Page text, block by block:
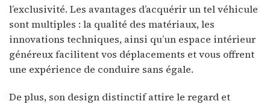
l’exclusivité. Les avantages d’acquérir un tel véhicule
sont multiples : la qualité des matériaux, les
innovations techniques, ainsi qu’un espace intérieur
généreux facilitent vos déplacements et vous offrent
une expérience de conduire sans égale.
De plus, son design distinctif attire le regard et